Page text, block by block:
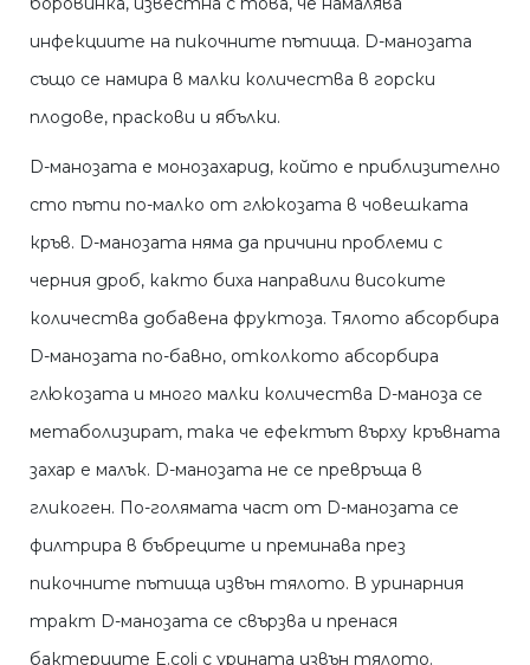
инфекциите на пикочните пътища. D-манозата
също се намира в малки количества в горски
плодове, праскови и ябълки.
D-манозата е монозахарид, който е приблизително
сто пъти по-малко от глюкозата в човешката
кръв. D-манозата няма да причини проблеми с
черния дроб, както биха направили високите
количества добавена фруктоза. Тялото абсорбира
D-манозата по-бавно, отколкото абсорбира
глюкозата и много малки количества D-маноза се
метаболизират, така че ефектът върху кръвната
захар е малък. D-манозата не се превръща в
гликоген. По-голямата част от D-манозата се
филтрира в бъбреците и преминава през
пикочните пътища извън тялото. В уринарния
тракт D-манозата се свързва и пренася
бактериите E.coli с урината извън тялото.